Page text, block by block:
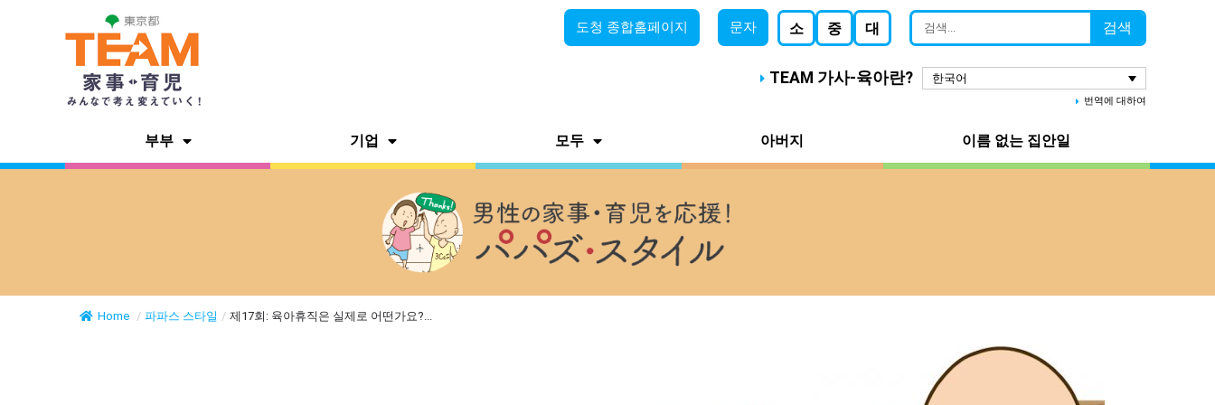
도청 종합홈페이지 문자 소 중 대 검색
TEAM 가사-육아란? 한국어
번역에 대하여
부부 기업 모두 아버지 이름 없는 집안일
Home / 파파스 스타일 / 제17회: 육아휴직은 실제로 어떤가요?...